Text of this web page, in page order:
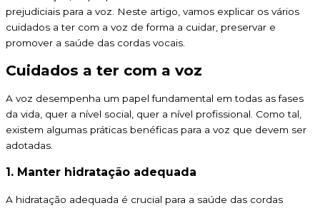
prejudiciais para a voz. Neste artigo, vamos explicar os vários
cuidados a ter com a voz de forma a cuidar, preservar e
promover a saúde das cordas vocais.
Cuidados a ter com a voz
A voz desempenha um papel fundamental em todas as fases
da vida, quer a nível social, quer a nível profissional. Como tal,
existem algumas práticas benéficas para a voz que devem ser
adotadas.
1. Manter hidratação adequada
A hidratação adequada é crucial para a saúde das cordas